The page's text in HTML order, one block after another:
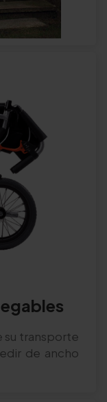
su transporte
de ancho